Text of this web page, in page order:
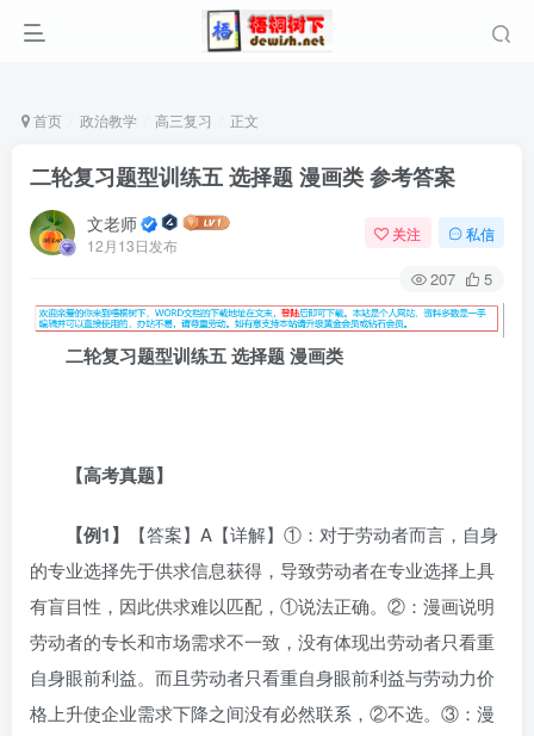
首页 政治教学 高三复习 正文
二轮复习题型训练五 选择题 漫画类 参考答案
文老师
12月13日发布
关注 私信
207 5
二轮复习题型训练五 选择题 漫画类
【高考真题】
【例1】
【答案】A【详解】①：对于劳动者而言，自身
的专业选择先于供求信息获得，导致劳动者在专业选择上具
有盲目性，因此供求难以匹配，①说法正确。②：漫画说明
劳动者的专长和市场需求不一致，没有体现出劳动者只看重
自身眼前利益。而且劳动者只看重自身眼前利益与劳动力价
格上升使企业需求下降之间没有必然联系，②不选。③：漫